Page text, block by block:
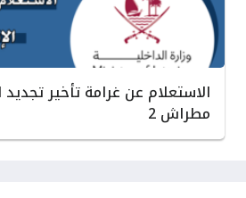
الاستعلام عن غرامة تأخير تجديد
مطراش 2